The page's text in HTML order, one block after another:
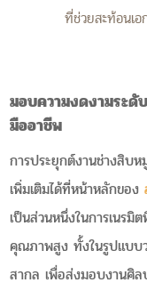
ที่ช่วยสะท้อนเ
มอบความงดงามระดั
มืออาชีพ
การประยุกต์งานช่างสิบ
เพิ่มเติมได้ที่หน้าหลักของ
เป็นส่วนหนึ่งในการเนร
คุณภาพสูง ทั้งในรูปแบบ
สากล เพื่อส่งมอบงานศิ